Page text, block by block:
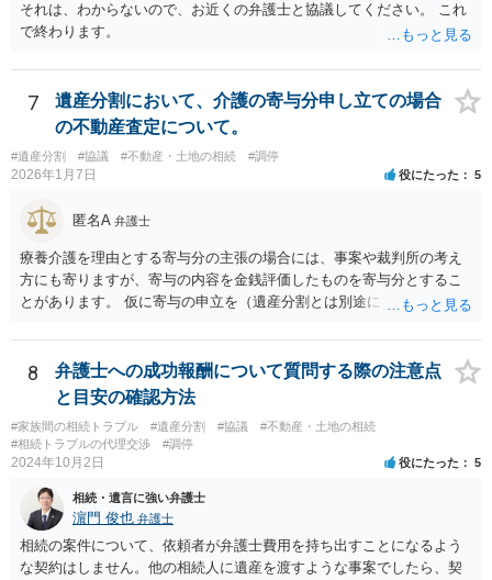
それは、わからないので、お近くの弁護士と協議してください。 これ
で終わります。
7
遺産分割において、介護の寄与分申し立ての場合
の不動産査定について。
#遺産分割 #協議 #不動産・土地の相続 #調停
2026年1月7日 役にたった 5
匿名A 弁護士
療養介護を理由とする寄与分の主張の場合には、事案や裁判所の考え
方にも寄りますが、寄与の内容を金銭評価したものを寄与分とするこ
とがあります。 仮に寄与の申立を（遺産分割とは別途に）して、その
価）は不要ということもあります。 ただ、前提として、遺産分割はし
なければならないでしょうから、現実的にはいずれにせよ不動産評価
は必要でしょう。
8
弁護士への成功報酬について質問する際の注意点
と目安の確認方法
#家族間の相続トラブル #遺産分割 #協議
#不動産・土地の相続
#相続トラブルの代理交渉
#調停
2024年10月2日 役にたった 5
相続・遺言に強い弁護士
濵門 俊也 弁護士
相続の案件について、依頼者が弁護士費用を持ち出すことになるよう
な契約はしません。他の相続人に遺産を渡すような事案でしたら、契